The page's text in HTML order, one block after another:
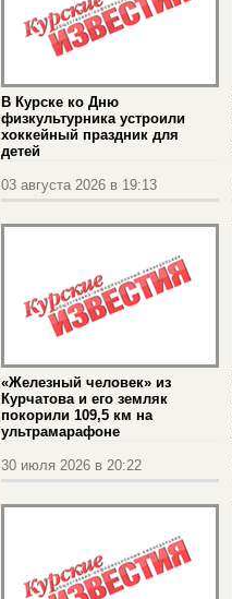
В Курске ко Дню
физкультурника устроили
хоккейный праздник для
детей
03 августа 2026 в 19:13
«Железный человек» из
Курчатова и его земляк
покорили 109,5 км на
ультрамарафоне
30 июля 2026 в 20:22